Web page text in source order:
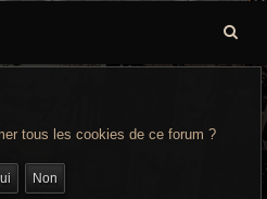
e
tous les cookies de ce forum ?